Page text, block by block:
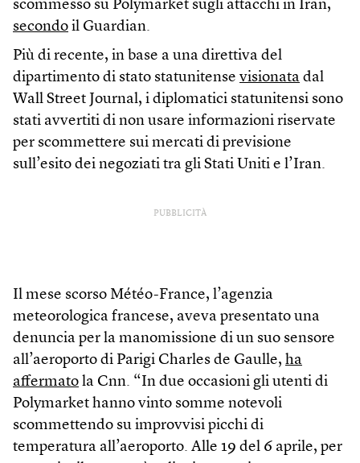
scommesso su Polymarket sugli attacchi in Iran,
secondo il Guardian.
Più di recente, in base a una direttiva del
dipartimento di stato statunitense visionata dal
Wall Street Journal, i diplomatici statunitensi sono
stati avvertiti di non usare informazioni riservate
per scommettere sui mercati di previsione
sull’esito dei negoziati tra gli Stati Uniti e l’Iran.
PUBBLICITÀ
Il mese scorso Météo-France, l’agenzia
meteorologica francese, aveva presentato una
denuncia per la manomissione di un suo sensore
all’aeroporto di Parigi Charles de Gaulle, ha
affermato la Cnn. “In due occasioni gli utenti di
Polymarket hanno vinto somme notevoli
scommettendo su improvvisi picchi di
temperatura all’aeroporto. Alle 19 del 6 aprile, per